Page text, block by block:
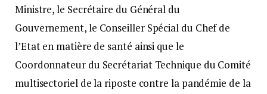
Ministre, le Secrétaire du Général du
Gouvernement, le Conseiller Spécial du Chef de
l’Etat en matière de santé ainsi que le
Coordonnateur du Secrétariat Technique du Comité
multisectoriel de la riposte contre la pandémie de la